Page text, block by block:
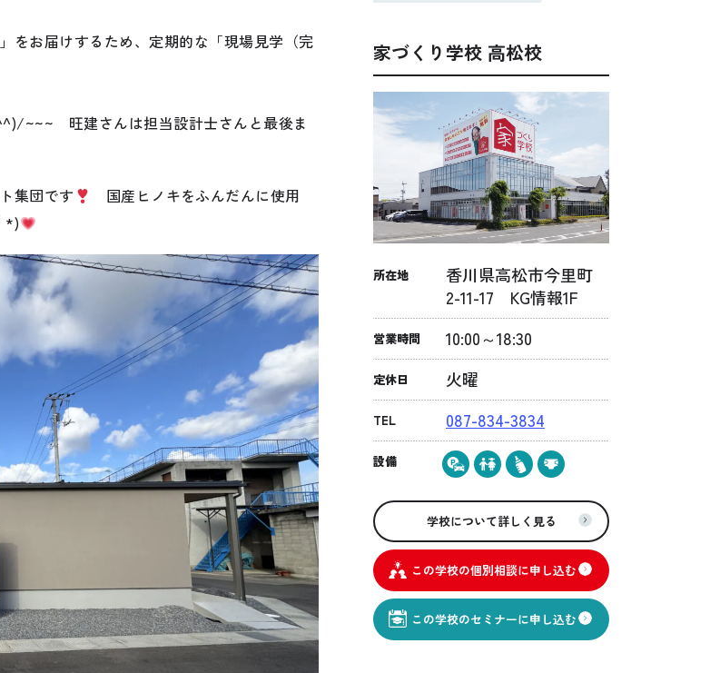
をお届けするため、定期的な「現場見学（完
~~~ 旺建さんは担当設計士さんと最後ま
集団です
国産ヒノキをふんだんに使用
*)
家づくり学校 高松校
所在地
香川県高松市今里町
2-11-17 KG情報1F
営業時間 10:00～18:30
定休日 火曜
TEL 087-834-3834
設備
学校について詳しく見る
この学校の個別相談に申し込む
この学校のセミナーに申し込む